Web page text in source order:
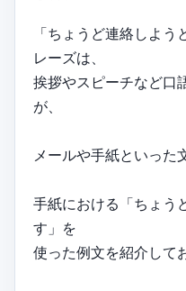
「ちょうど連絡しよ
レーズは、
挨拶やスピーチなど口
が、
メールや手紙といった
手紙における「ちょう
す」を
使った例文を紹介して